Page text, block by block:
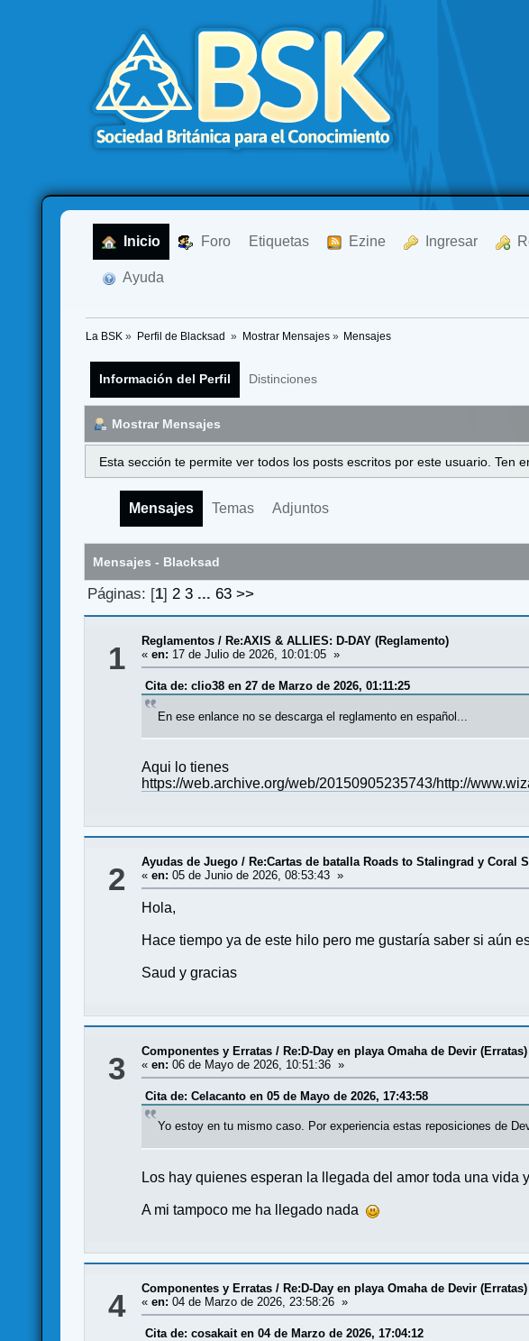
Inicio Foro Etiquetas Ezine Ingresar
Ayuda
La BSK » Perfil de Blacksad » Mostrar Mensajes» Mensajes
Información del Perfil Distinciones
Mostrar Mensajes
Esta sección te permite ver todos los posts escritos por este usuario. Ten
Mensajes Temas Adjuntos
Mensajes - Blacksad
Páginas: [1] 2 3 ... 63 >>
1 Reglamentos / Re:AXIS & ALLIES: D-DAY (Reglamento)
«en: 17 de Julio de 2026, 10:01:05 »
Cita de: clio38 en 27 de Marzo de 2026, 01:11:25
En ese enlance no se descarga el reglamento en español...
Aqui lo tienes
https://web.archive.org/web/20150905235743/http://
2 Ayudas de Juego / Re:Cartas de batalla Roads to Stalingrad y Coral
«en: 05 de Junio de 2026, 08:53:43 »
Hola,
Hace tiempo ya de este hilo pero me gustaría saber si aún
Saud y gracias
3 Componentes y Erratas / Re:D-Day en playa Omaha de Devir (Erratas)
«en: 06 de Mayo de 2026, 10:51:36 »
Cita de: Celacanto en 05 de Mayo de 2026, 17:43:58
Yo estoy en tu mismo caso. Por experiencia estas reposiciones de
Los hay quienes esperan la llegada del amor toda una vida
A mi tampoco me ha llegado nada
4 Componentes y Erratas /Re:D-Day en playa Omaha de Devir (Erratas)
«en: 04 de Marzo de 2026, 23:58:26 »
Cita de: cosakait en 04 de Marzo de 2026, 17:04:12